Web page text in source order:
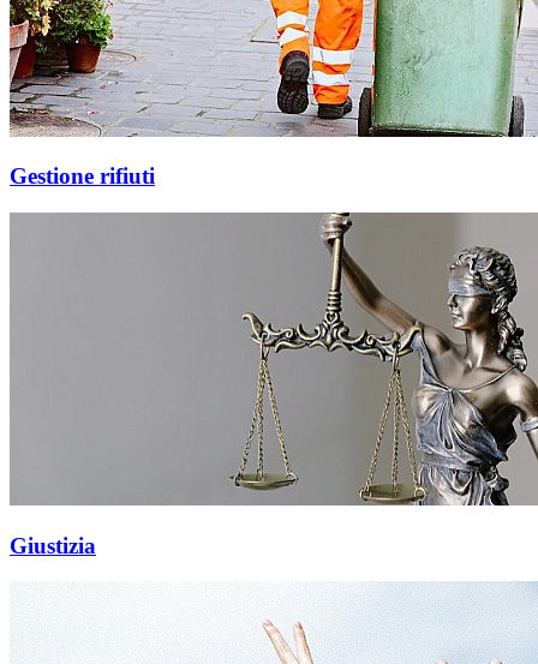
Gestione rifiuti
Giustizia